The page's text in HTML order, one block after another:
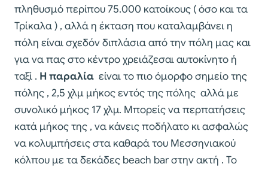
πληθυσμό περίπου 75.000 κατοίκους ( όσο και τα
Τρίκαλα ) , αλλά η έκταση που καταλαμβάνει η
πόλη είναι σχεδόν διπλάσια από την πόλη μας και
για να πας στο κέντρο χρειάζεσαι αυτοκίνητο ή
ταξί . Η παραλία είναι το πιο όμορφο σημείο της
πόλης , 2,5 χλμ μήκος εντός της πόλης αλλά με
συνολικό μήκος 17 χλμ. Μπορείς να περπατήσεις
κατά μήκος της , να κάνεις ποδήλατο κι ασφαλώς
να κολυμπήσεις στα καθαρά του Μεσσηνιακού
κόλπου με τα δεκάδες beach bar στην ακτή . Το